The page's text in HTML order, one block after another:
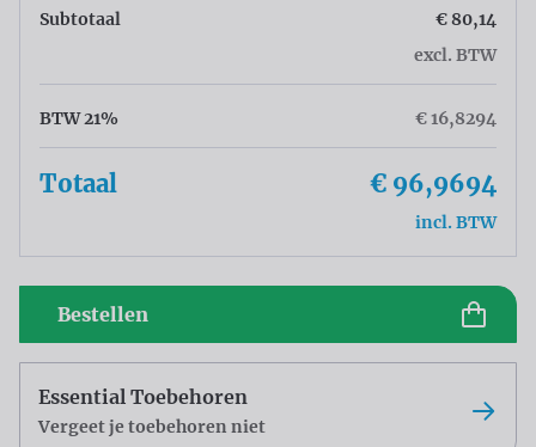
Subtotaal
€ 80,14
excl. BTW
BTW 21% € 16,8294
Totaal € 96,9694
incl. BTW
Bestellen
Essential Toebehoren
Vergeet je toebehoren niet